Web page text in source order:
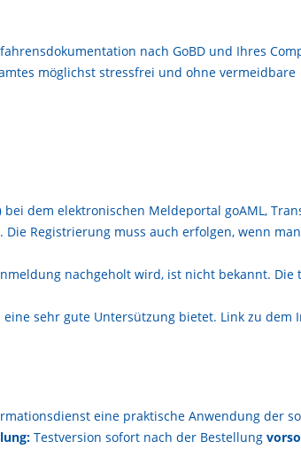
nach GoBD und Ihres
möglichst stressfrei und ohne vermeidbare
bei dem elektronischen Meldeportal goAML,
. Die Registrierung muss auch erfolgen, wenn
nachgeholt wird, ist nicht bekannt. Die
sehr gute Untersützung bietet. Link zu dem
eine praktische Anwendung der
Testversion sofort nach der Bestellung